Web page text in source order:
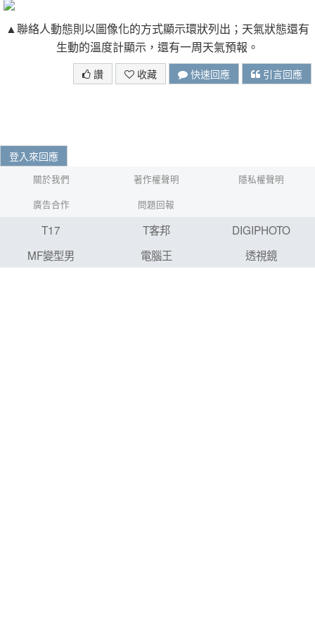
▲聯絡人動態則以圖像化的方式顯示環狀列出；天氣狀態還有
生動的溫度計顯示，還有一周天氣預報。
讚 收藏 快速回應 引言回應
登入來回應
關於我們 著作權聲明
隱私權聲明
廣告合作
問題回報
T17 T客邦
DIGIPHOTO
MF變型男
電腦王 透視鏡